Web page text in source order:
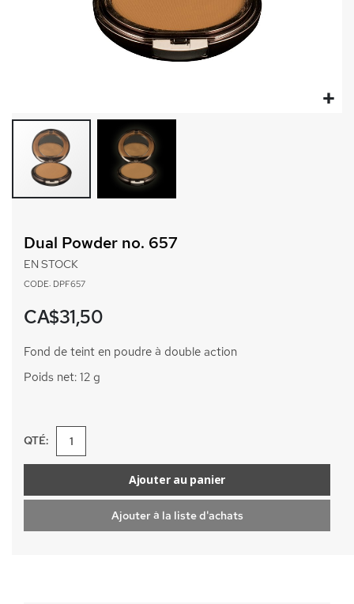
début
d’images
Dual Powder no. 657
EN STOCK
CODE: DPF657
CA$31,50
Fond de teint en poudre à double action
Poids net: 12 g
QTÉ:
Ajouter au panier
Ajouter à la liste d'achats